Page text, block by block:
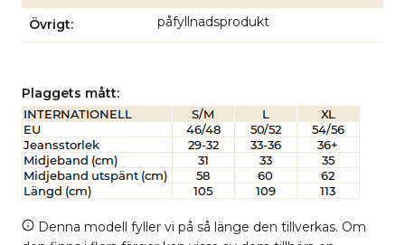
Övrigt påfyllnadsprodukt
Plaggets mått:
Denna modell fyller vi på så länge den tillverkas. Om